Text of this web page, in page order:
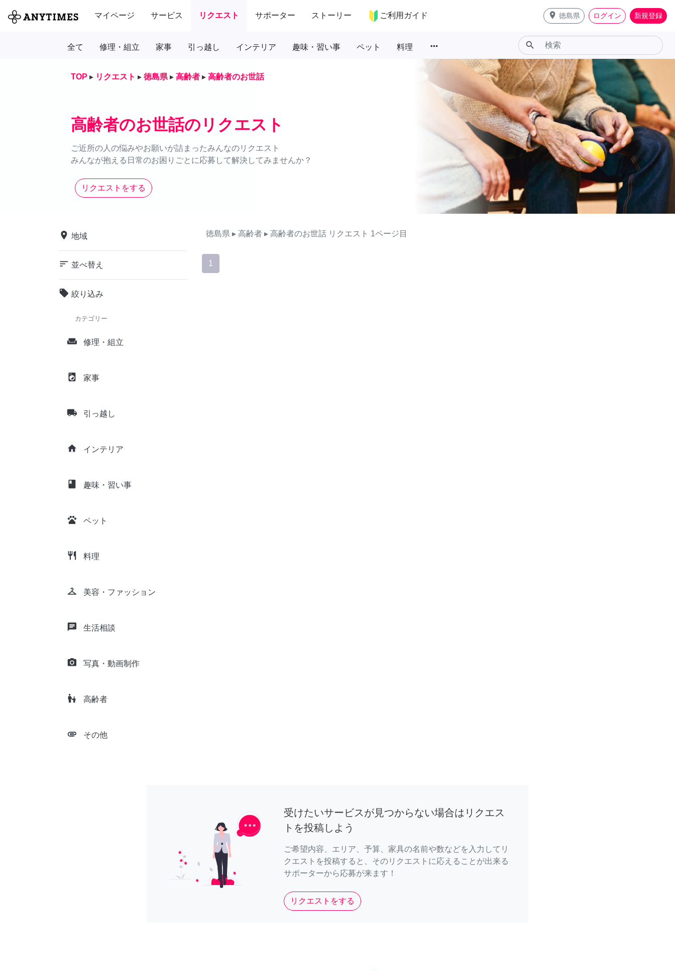
マイページ サービス リクエスト サポーター ストーリー ご利用ガイド place 徳島県 ログイン 新規登録
全て 修理・組立 家事 引っ越し インテリア 趣味・習い事 ペット 料理 more_horiz search
TOP ▸ リクエスト ▸ 徳島県 ▸ 高齢者 ▸ 高齢者のお世話
高齢者のお世話のリクエスト
ご近所の人の悩みやお願いが詰まったみんなのリクエスト
みんなが抱える日常のお困りごとに応募して解決してみませんか？
リクエストをする
place 地域
sort 並べ替え
local_offer 絞り込み
カテゴリー
weekend 修理・組立
local_laundry_service 家事
local_shipping 引っ越し
home インテリア
class 趣味・習い事
pets ペット
restaurant 料理
checkroom 美容・ファッション
chat 生活相談
camera_alt 写真・動画制作
escalator_warning 高齢者
attachment その他
徳島県 ▸ 高齢者 ▸ 高齢者のお世話 リクエスト 1ページ目
1
受けたいサービスが見つからない場合はリクエス
トを投稿しよう
ご希望内容、エリア、予算、家具の名前や数などを入力してリ
クエストを投稿すると、そのリクエストに応えることが出来る
サポーターから応募が来ます！
リクエストをする